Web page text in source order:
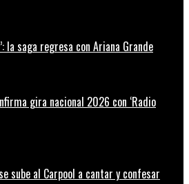
la saga regresa con Ariana Grande
gira nacional 2026 con ‘Radio
sube al Carpool a cantar y confesar